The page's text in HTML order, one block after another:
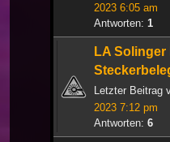
2023 6:05 am
Antworten: 1
LA
Letzter Beitrag
2023 7:12 pm
Antworten: 6